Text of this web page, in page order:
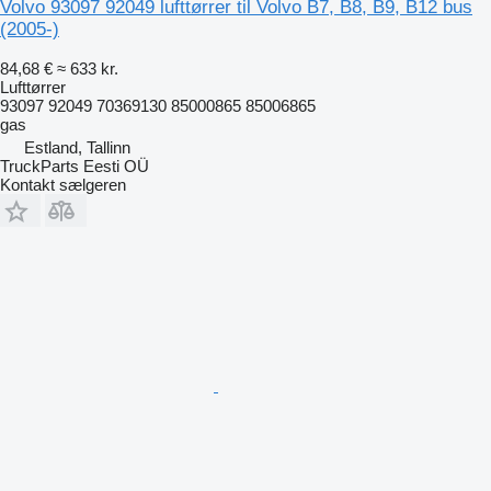
Volvo 93097 92049 lufttørrer til Volvo B7, B8, B9, B12 bus
(2005-)
84,68 € ≈ 633 kr.
Lufttørrer
93097 92049 70369130 85000865 85006865
gas
Estland, Tallinn
TruckParts Eesti OÜ
Kontakt sælgeren